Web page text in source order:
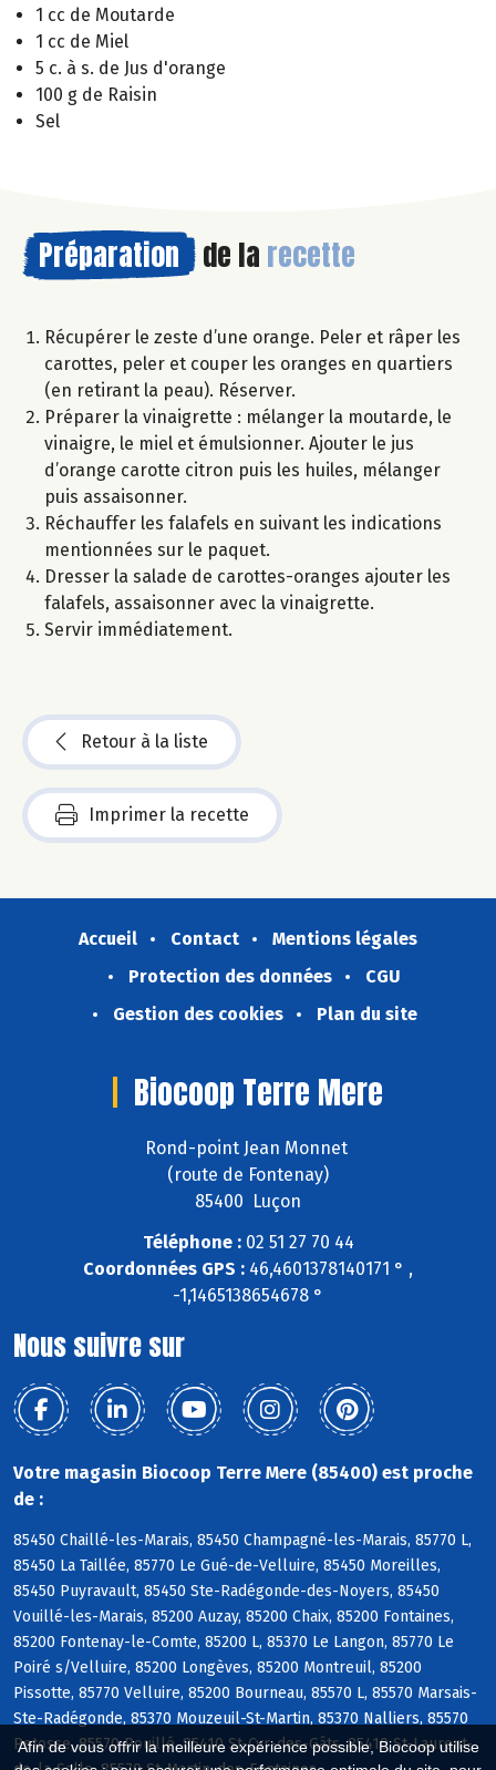
Afin de vous offrir la meilleure expérience possible, Biocoop utilise
1 cc de Moutarde
1 cc de Miel
5 c. à s. de Jus d'orange
100 g de Raisin
Sel
Préparation de la recette
Récupérer le zeste d’une orange. Peler et râper les
carottes, peler et couper les oranges en quartiers
(en retirant la peau). Réserver.
Préparer la vinaigrette : mélanger la moutarde, le
vinaigre, le miel et émulsionner. Ajouter le jus
d’orange carotte citron puis les huiles, mélanger
puis assaisonner.
Réchauffer les falafels en suivant les indications
mentionnées sur le paquet.
Dresser la salade de carottes-oranges ajouter les
falafels, assaisonner avec la vinaigrette.
Servir immédiatement.
Retour à la liste
Imprimer la recette
Accueil Contact
Mentions légales
Protection des données
CGU
Gestion des cookies
Plan du site
Biocoop Terre Mere
Rond-point Jean Monnet
(route de Fontenay)
85400 Luçon
Téléphone :02 51 27 70 44
Coordonnées GPS : 46,4601378140171 ° ,
-1,1465138654678 °
Nous suivre sur
Votre magasin Biocoop Terre Mere (85400) est proche
de :
85450 Chaillé-les-Marais, 85450 Champagné-les-Marais, 85770 L,
85450 La Taillée, 85770 Le Gué-de-Velluire, 85450 Moreilles,
85450 Puyravault, 85450 Ste-Radégonde-des-Noyers, 85450
Vouillé-les-Marais, 85200 Auzay, 85200 Chaix, 85200 Fontaines,
85200 Fontenay-le-Comte, 85200 L, 85370 Le Langon, 85770 Le
Poiré s/Velluire, 85200 Longèves, 85200 Montreuil, 85200
Pissotte, 85770 Velluire, 85200 Bourneau, 85570 L, 85570 Marsais-
Ste-Radégonde, 85370 Mouzeuil-St-Martin, 85370 Nalliers, 85570
Petosse, 85570 Pouillé, 85410 St-Cyr-des-Gâts, 85410 St-Laurent-